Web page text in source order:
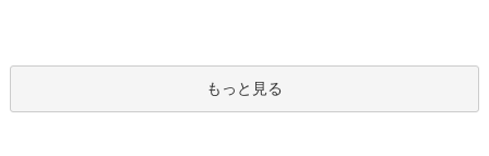
もっと見る